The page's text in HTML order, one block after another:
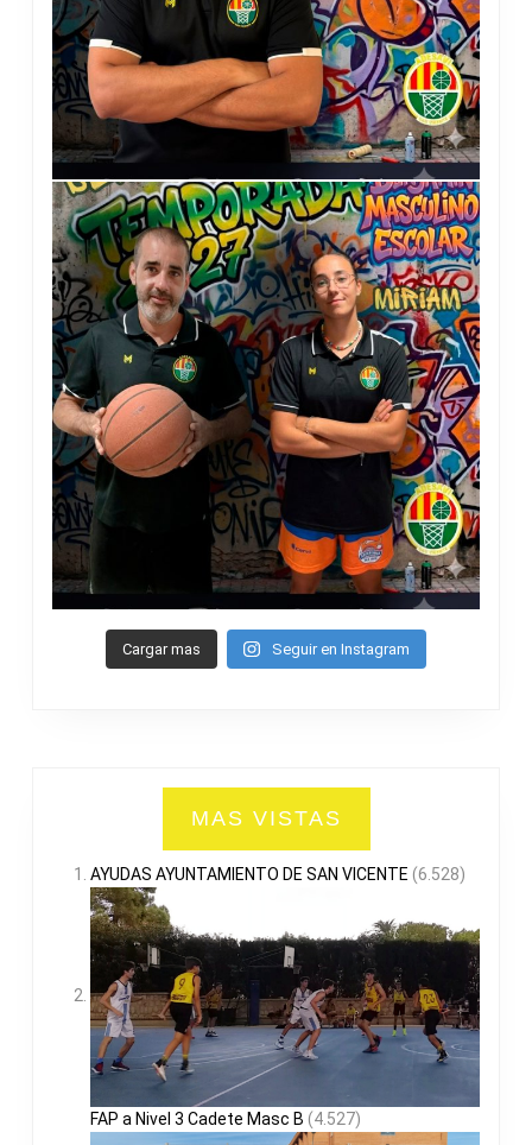
Cargar mas Seguir en Instagram
MAS VISTAS
AYUDAS AYUNTAMIENTO DE SAN VICENTE (6.528)
FAP a Nivel 3 Cadete Masc B (4.527)